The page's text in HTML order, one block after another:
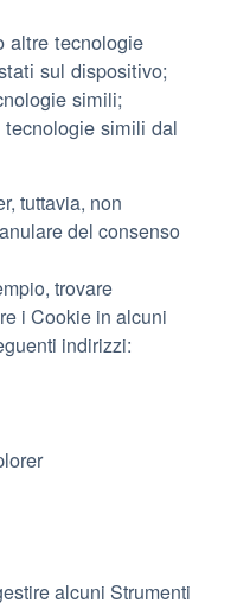
altre tecnologie
sul dispositivo;
simili;
simili dal
tuttavia, non
del consenso
trovare
i Cookie in alcuni
indirizzi:
alcuni Strumenti